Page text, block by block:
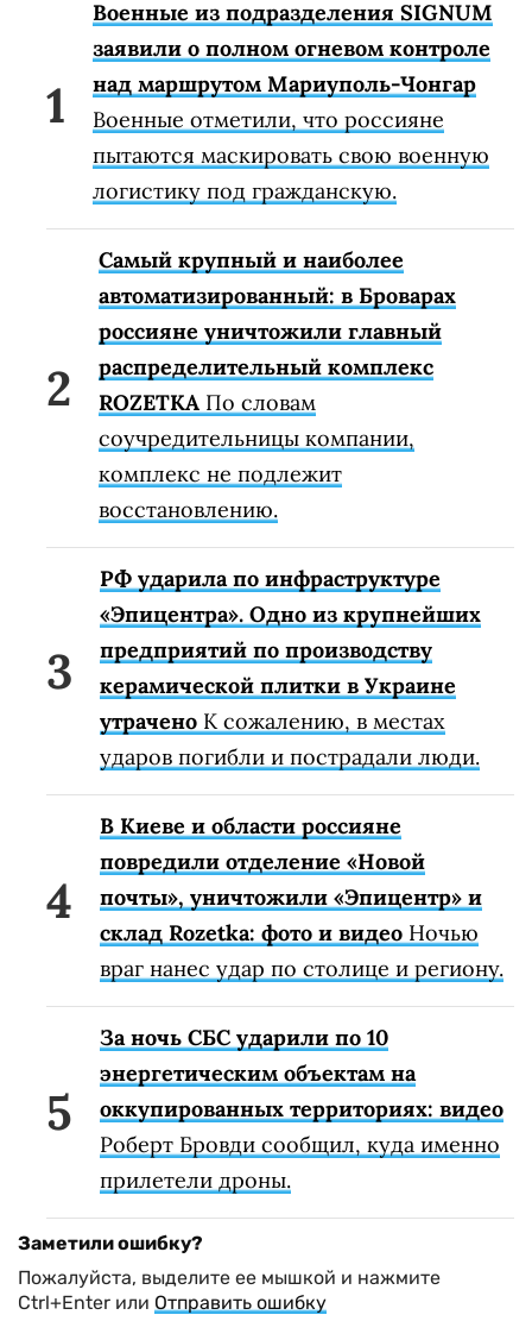
Военные из подразделения SIGNUM
заявили о полном огневом контроле
над маршрутом Мариуполь-Чонгар
Военные отметили, что россияне
пытаются маскировать свою военную
логистику под гражданскую.
Самый крупный и наиболее
автоматизированный: в Броварах
россияне уничтожили главный
распределительный комплекс
ROZETKA По словам
соучредительницы компании,
комплекс не подлежит
восстановлению.
РФ ударила по инфраструктуре
«Эпицентра». Одно из крупнейших
предприятий по производству
керамической плитки в Украине
утрачено К сожалению, в местах
ударов погибли и пострадали люди.
В Киеве и области россияне
повредили отделение «Новой
почты», уничтожили «Эпицентр» и
склад Rozetka: фото и видео Ночью
враг нанес удар по столице и региону.
За ночь СБС ударили по 10
энергетическим объектам на
оккупированных территориях: видео
Роберт Бровди сообщил, куда именно
прилетели дроны.
Заметили ошибку?
Пожалуйста, выделите ее мышкой и нажмите
Ctrl+Enter или Отправить ошибку